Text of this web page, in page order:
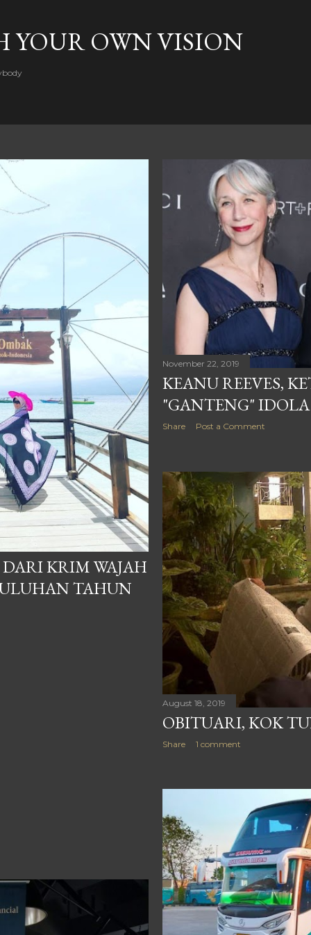
YOUR OWN VISION
KRIM WAJAH
TAHUN
November 22, 2019
KEANU REEVES,
"GANTENG"
Share Post a Comment
August 18, 2019
OBITUARI, KOK
Share 1 comment